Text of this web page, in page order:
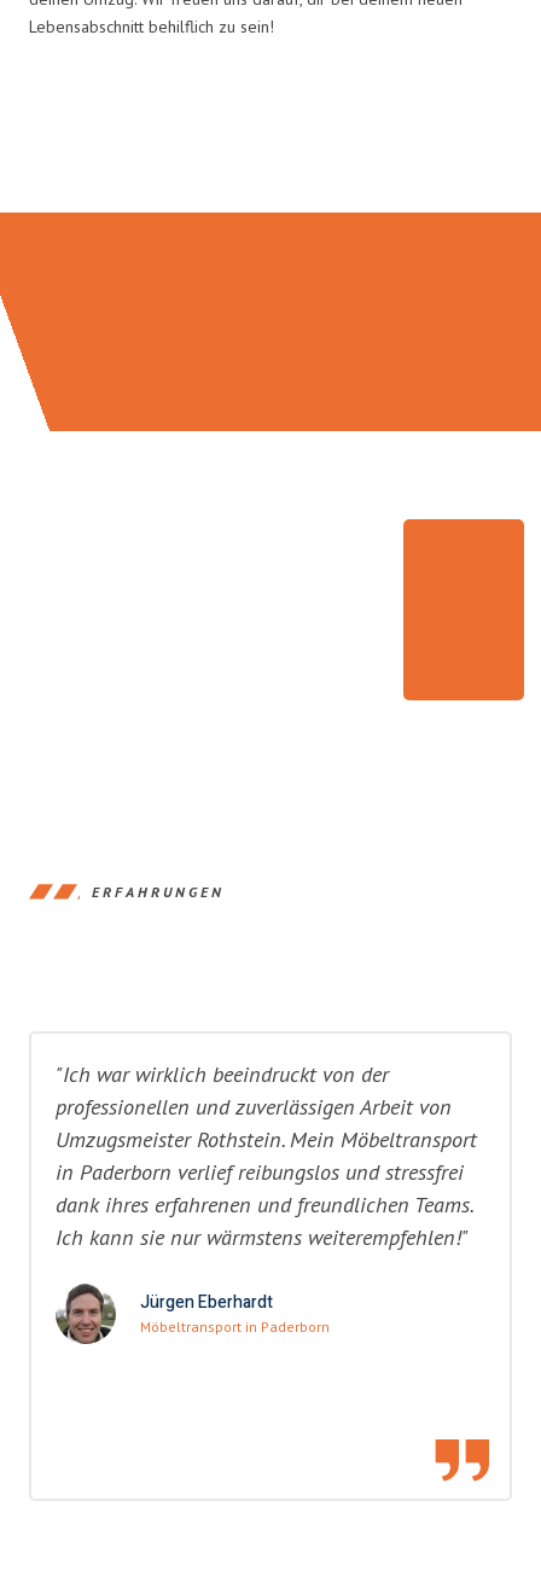
Lebensabschnitt behilflich zu sein!
ERFAHRUNGEN
"Ich war wirklich beeindruckt von der
professionellen und zuverlässigen Arbeit von
Umzugsmeister Rothstein. Mein Möbeltransport
in Paderborn verlief reibungslos und stressfrei
dank ihres erfahrenen und freundlichen Teams.
Ich kann sie nur wärmstens weiterempfehlen!"
Jürgen Eberhardt
Möbeltransport in Paderborn